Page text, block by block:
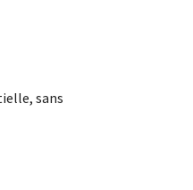
sans